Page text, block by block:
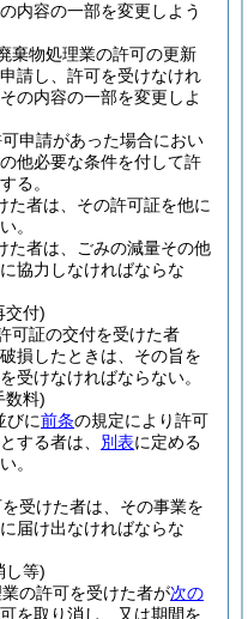
内容の一部を変更しよう
棄物処理業の許可の更新
請し、許可を受けなけれ
の内容の一部を変更しよ
申請があった場合におい
他必要な条件を付して許
る。
た者は、その許可証を他に
。
た者は、ごみの減量その他
協力しなければならな
交付)
可証の交付を受けた者
損したときは、その旨を
受けなければならない。
数料)
びに前条の規定により許可
する者は、 別表に定める
。
受けた者は、その事業を
届け出なければならな
し等)
の許可を受けた者が次の
を取り消し、又は期間を